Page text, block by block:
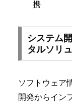
携
システム
タルソリ
ソフトウェア
開発からイン